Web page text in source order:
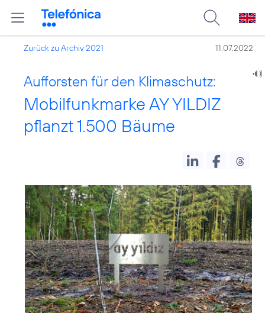
Zurück zu Archiv 2021 11.07.2022
Aufforsten für den Klimaschutz:
Mobilfunkmarke AY YILDIZ
pflanzt 1.500 Bäume